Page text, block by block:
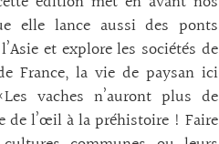
elle lance aussi des ponts
et explore les sociétés de
France, la vie de paysan ici
vaches n’auront plus de
de l’œil à la préhistoire ! Faire